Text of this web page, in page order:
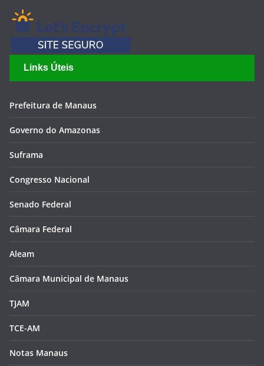
Links Úteis
Prefeitura de Manaus
Governo do Amazonas
Suframa
Congresso Nacional
Senado Federal
Câmara Federal
Aleam
Câmara Municipal de Manaus
TJAM
TCE-AM
Notas Manaus